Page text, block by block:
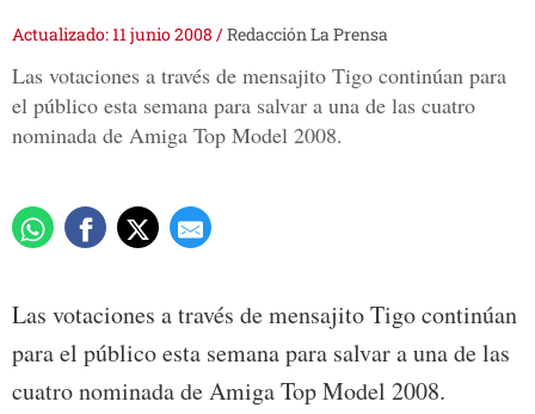
Actualizado: 11 junio 2008 /Redacción La Prensa
Las votaciones a través de mensajito Tigo continúan para
el público esta semana para salvar a una de las cuatro
nominada de Amiga Top Model 2008.
Las votaciones a través de mensajito Tigo continúan
para el público esta semana para salvar a una de las
cuatro nominada de Amiga Top Model 2008.